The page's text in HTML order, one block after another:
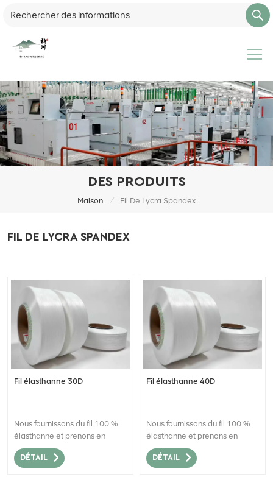
DES PRODUITS
Maison / Fil De Lycra Spandex
FIL DE LYCRA SPANDEX
Fil élasthanne 30D
Nous fournissons du fil 100 %
élasthanne et prenons en
charge les commandes en
gros.DÉTAIL
Fil élasthanne 40D
Nous fournissons du fil 100 %
élasthanne et prenons en
charge les commandes en
gros.DÉTAIL